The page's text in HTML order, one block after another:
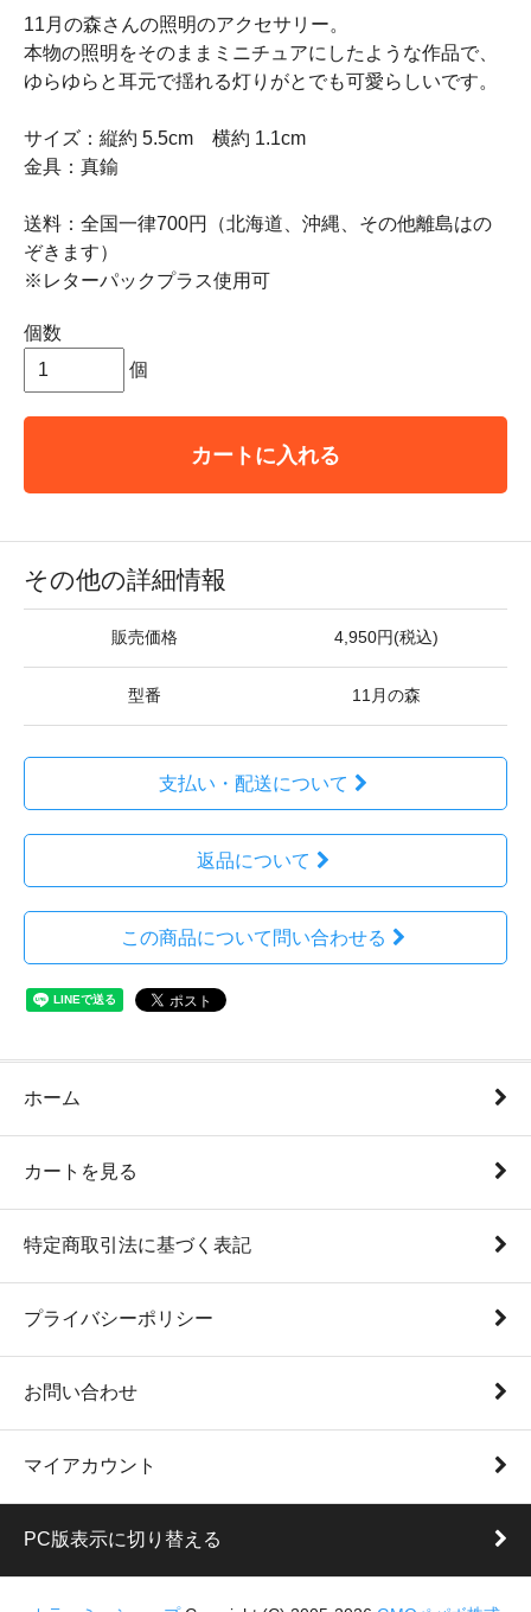
11月の森さんの照明のアクセサリー。
本物の照明をそのままミニチュアにしたような作品で、
ゆらゆらと耳元で揺れる灯りがとでも可愛らしいです。
サイズ：縦約 5.5cm 横約 1.1cm
金具：真鍮
送料：全国一律700円（北海道、沖縄、その他離島はの
ぞきます）
※レターパックプラス使用可
個数
個
カートに入れる
その他の詳細情報
販売価格 4,950円(税込)
型番 11月の森
支払い・配送について
返品について
この商品について問い合わせる
ホーム
カートを見る
特定商取引法に基づく表記
プライバシーポリシー
お問い合わせ
マイアカウント
PC版表示に切り替える